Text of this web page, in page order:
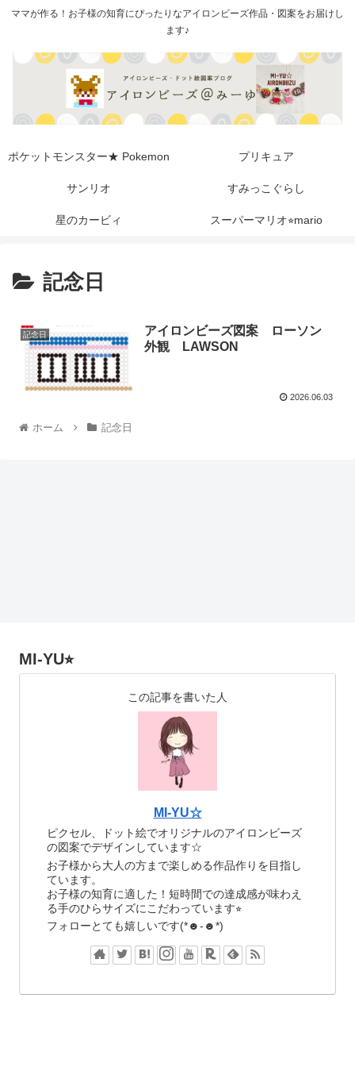
ママが作る！お子様の知育にぴったりなアイロンビーズ作品・図案をお届けし
ます♪
ポケットモンスター★ Pokemon プリキュア
サンリオ すみっこぐらし
星のカービィ スーパーマリオ⭐︎mario
記念日
記念日
アイロンビーズ図案 ローソン
外観 LAWSON
2026.06.03
ホーム 記念日
MI-YU⭐︎
この記事を書いた人
MI-YU☆
ピクセル、ドット絵でオリジナルのアイロンビーズ
の図案でデザインしています☆
お子様から大人の方まで楽しめる作品作りを目指し
ています。
お子様の知育に適した！短時間での達成感が味わえ
る手のひらサイズにこだわっています⭐︎
フォローとても嬉しいです(*☻-☻*)